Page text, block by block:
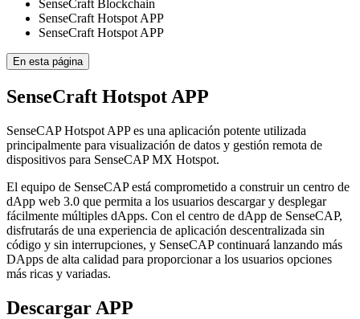
SenseCraft Blockchain
SenseCraft Hotspot APP
SenseCraft Hotspot APP
En esta página
SenseCraft Hotspot APP
SenseCAP Hotspot APP es una aplicación potente utilizada
principalmente para visualización de datos y gestión remota de
dispositivos para SenseCAP MX Hotspot.
El equipo de SenseCAP está comprometido a construir un centro de
dApp web 3.0 que permita a los usuarios descargar y desplegar
fácilmente múltiples dApps. Con el centro de dApp de SenseCAP,
disfrutarás de una experiencia de aplicación descentralizada sin
código y sin interrupciones, y SenseCAP continuará lanzando más
DApps de alta calidad para proporcionar a los usuarios opciones
más ricas y variadas.
Descargar APP